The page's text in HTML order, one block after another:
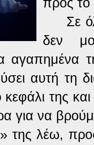
Σε
δεν
αυτή τη
κεφάλι της
για να
της λέω,